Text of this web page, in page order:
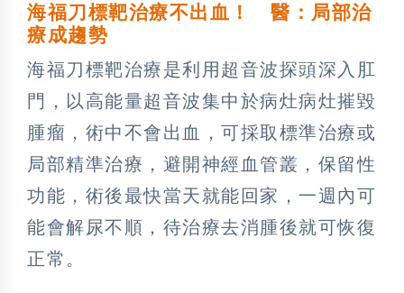
海福刀標靶治療不出血！ 醫：局部治
療成趨勢
海福刀標靶治療是利用超音波探頭深入肛
門，以高能量超音波集中於病灶病灶摧毀
腫瘤，術中不會出血，可採取標準治療或
局部精準治療，避開神經血管叢，保留性
功能，術後最快當天就能回家，一週內可
能會解尿不順，待治療去消腫後就可恢復
正常。